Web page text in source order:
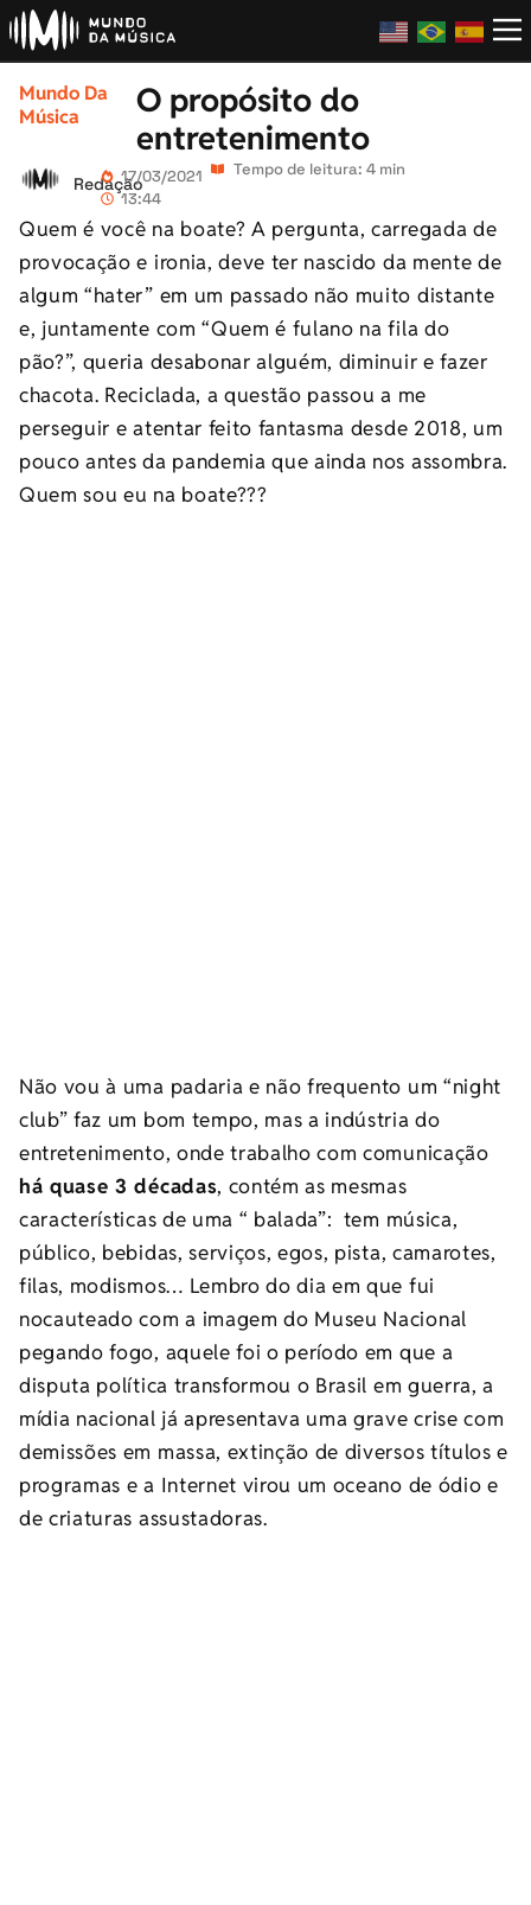
Mundo Da
Música
O propósito do
entretenimento
Redação17/03/2021
13:44
Tempo de leitura: 4 min
Quem é você na boate? A pergunta, carregada de
provocação e ironia, deve ter nascido da mente de
algum “hater” em um passado não muito distante
e, juntamente com “Quem é fulano na fila do
pão?”, queria desabonar alguém, diminuir e fazer
chacota. Reciclada, a questão passou a me
perseguir e atentar feito fantasma desde 2018, um
pouco antes da pandemia que ainda nos assombra.
Quem sou eu na boate???
Não vou à uma padaria e não frequento um “night
club” faz um bom tempo, mas a indústria do
entretenimento, onde trabalho com comunicação
há quase 3 décadas, contém as mesmas
características de uma “ balada”: tem música,
público, bebidas, serviços, egos, pista, camarotes,
filas, modismos… Lembro do dia em que fui
nocauteado com a imagem do Museu Nacional
pegando fogo, aquele foi o período em que a
disputa política transformou o Brasil em guerra, a
mídia nacional já apresentava uma grave crise com
demissões em massa, extinção de diversos títulos e
programas e a Internet virou um oceano de ódio e
de criaturas assustadoras.